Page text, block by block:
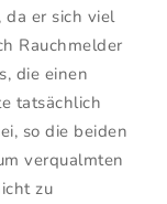
da er sich viel
Rauchmelder
die einen
tatsächlich
so die beiden
verqualmten
zu